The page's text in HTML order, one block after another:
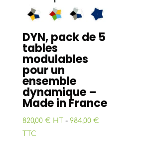
DYN, pack de 5
tables
modulables
pour un
ensemble
dynamique –
Made in France
820,00 € HT - 984,00 €
TTC